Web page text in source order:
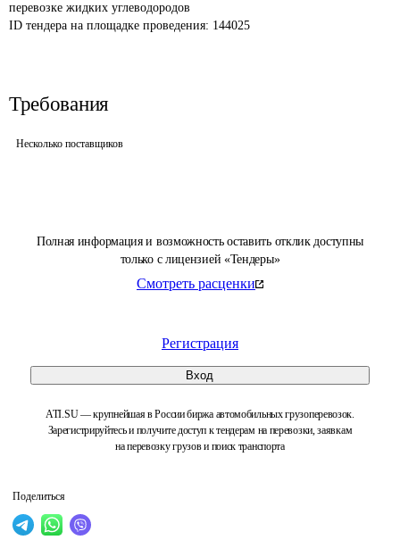
Полная информация и возможность оставить отклик доступны
только с лицензией «Тендеры»
Смотреть расценки
Регистрация
Вход
ATI.SU — крупнейшая в России биржа автомобильных грузоперевозок.
Зарегистрируйтесь и получите доступ к тендерам на перевозки, заявкам
на перевозку грузов и поиск транспорта
Поделиться
перевозке жидких углеводородов
ID тендера на площадке проведения: 144025
Требования
Несколько поставщиков